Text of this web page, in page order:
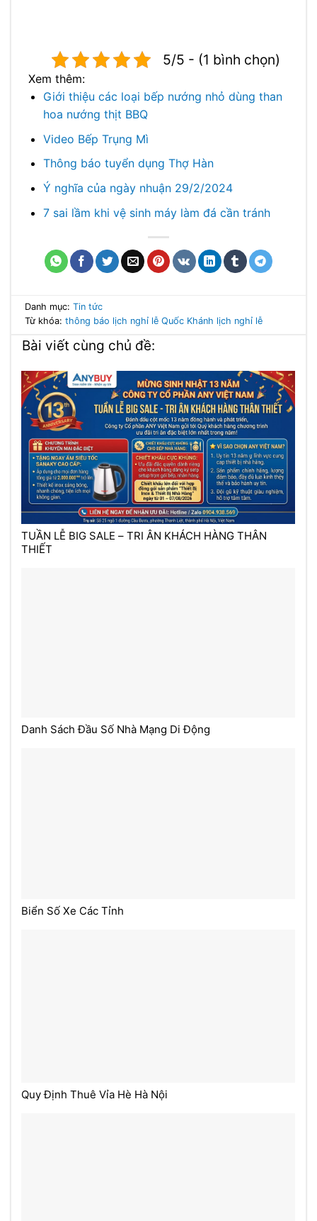
5/5 - (1 bình chọn)
Xem thêm:
Giới thiệu các loại bếp nướng nhỏ dùng than
hoa nướng thịt BBQ
Video Bếp Trụng Mì
Thông báo tuyển dụng Thợ Hàn
Ý nghĩa của ngày nhuận 29/2/2024
7 sai lầm khi vệ sinh máy làm đá cần tránh
Danh mục: Tin tức
Từ khóa: thông báo lịch nghỉ lễ Quốc Khánh lịch nghỉ lễ
Bài viết cùng chủ đề:
TUẦN LỄ BIG SALE – TRI ÂN KHÁCH HÀNG THÂN
THIẾT
Danh Sách Đầu Số Nhà Mạng Di Động
Biển Số Xe Các Tỉnh
Quy Định Thuê Vỉa Hè Hà Nội